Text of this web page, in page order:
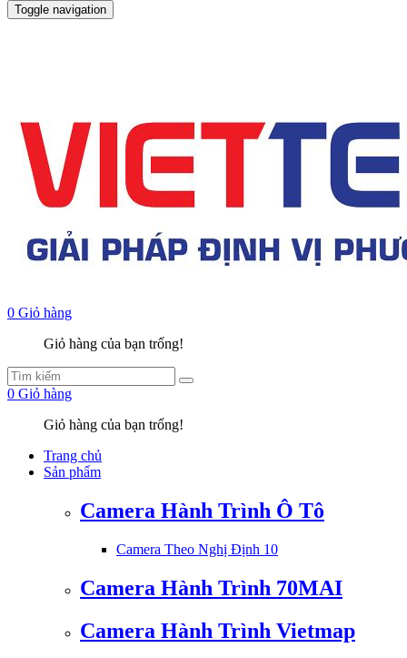
Toggle navigation
0 Giỏ hàng
Giỏ hàng của bạn trống!
0 Giỏ hàng
Giỏ hàng của bạn trống!
Trang chủ
Sản phẩm
Camera Hành Trình Ô Tô
Camera Theo Nghị Định 10
Camera Hành Trình 70MAI
Camera Hành Trình Vietmap